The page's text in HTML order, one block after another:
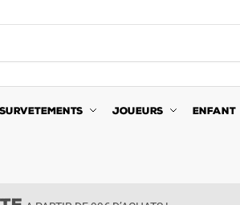
JOUEURS ENFANT